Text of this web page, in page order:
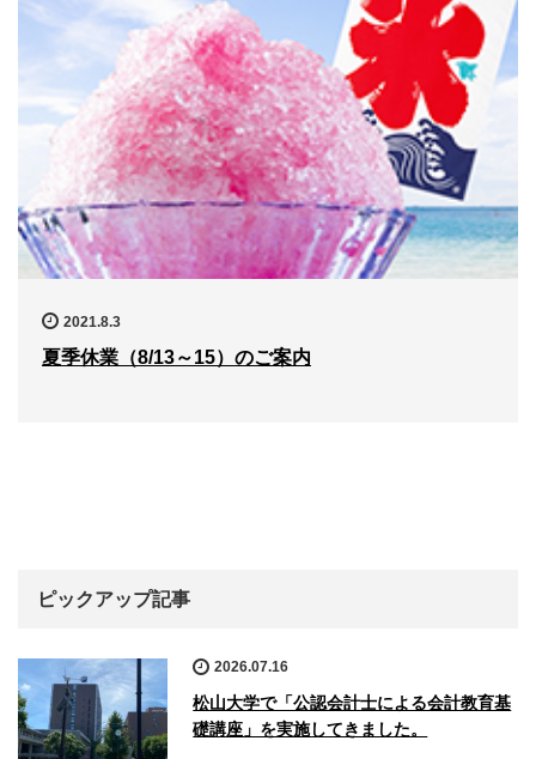
o
n
2021.8.3
夏季休業（8/13～15）のご案内
ピックアップ記事
2026.07.16
松山大学で「公認会計士による会計教育基
礎講座」を実施してきました。